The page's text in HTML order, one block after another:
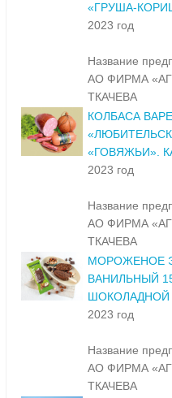
«ГРУША-
2023 год
Название
АО ФИРМА
ТКАЧЕВА
КОЛБАСА
«ГОВЯЖЬИ».
2023 год
Название
АО ФИРМА
ТКАЧЕВА
МОРОЖЕНОЕ
ВАНИЛЬНЫЙ
ШОКОЛАДНОЙ
2023 год
Название
АО ФИРМА
ТКАЧЕВА